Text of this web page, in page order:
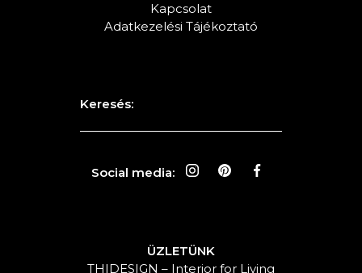
Kapcsolat
Adatkezelési Tájékoztató
Keresés:
Social media:
ÜZLETÜNK
TH|DESIGN – Interior for Living